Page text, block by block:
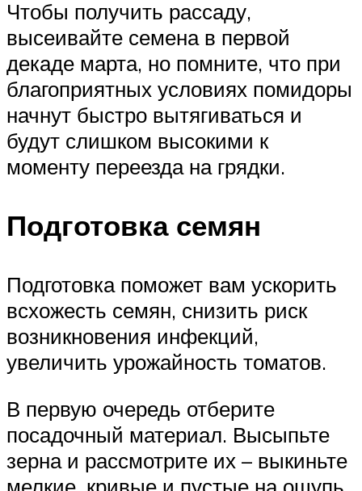
Чтобы получить рассаду,
высеивайте семена в первой
декаде марта, но помните, что при
благоприятных условиях помидоры
начнут быстро вытягиваться и
будут слишком высокими к
моменту переезда на грядки.
Подготовка семян
Подготовка поможет вам ускорить
всхожесть семян, снизить риск
возникновения инфекций,
увеличить урожайность томатов.
В первую очередь отберите
посадочный материал. Высыпьте
зерна и рассмотрите их – выкиньте